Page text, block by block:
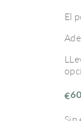
El
€